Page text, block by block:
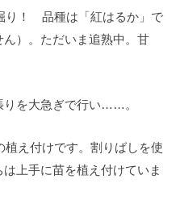
り！ 品種は「紅はるか」で
）。ただいま追熟中。甘
を大急ぎで行い……。
植え付けです。割りばしを使
上手に苗を植え付けていま